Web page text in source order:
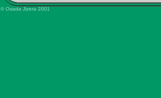
© Osada Jizera 2001